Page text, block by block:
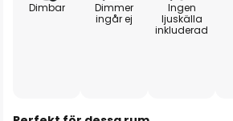
Dimbar
Dimmer
ingår ej
Ingen
ljuskälla
inkluderad